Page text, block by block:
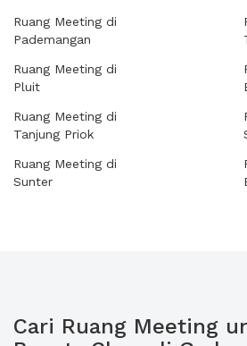
Ruang Meeting di
Pademangan
Ruang Meeting di
Pluit
Ruang Meeting di
Tanjung Priok
Ruang Meeting di
Sunter
Cari Ruang Meeting